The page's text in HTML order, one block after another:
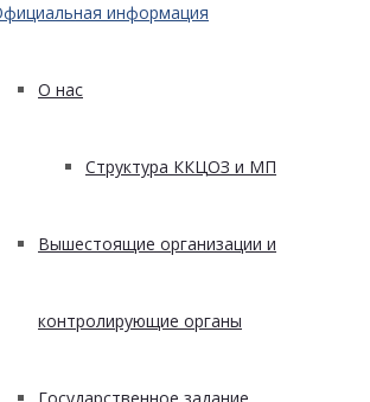
информация
О нас
Структура ККЦОЗ и МП
Вышестоящие организации и
контролирующие органы